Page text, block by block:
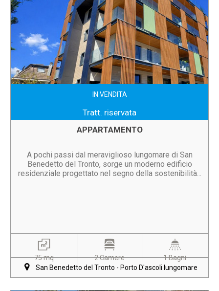
IN VENDITA
Tratt. riservata
APPARTAMENTO
A pochi passi dal meraviglioso lungomare di San
Benedetto del Tronto, sorge un moderno edificio
residenziale progettato nel segno della sostenibilità...
75 mq 2 Camere
1 Bagni
San Benedetto del Tronto - Porto D'ascoli lungomare